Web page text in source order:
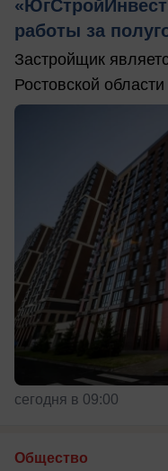
работы за
Застройщик
Ростовской области
сегодня в 09:00
Общество